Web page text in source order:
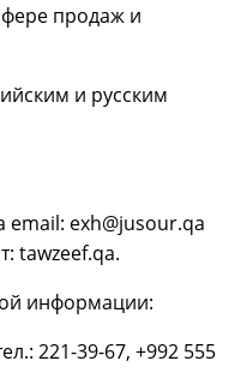
продаж и
и русским
exh@jusour.qa
tawzeef.qa.
информации:
221-39-67, +992 555